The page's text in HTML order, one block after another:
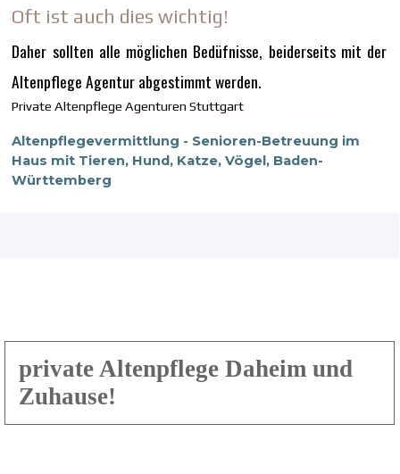
Oft ist auch dies wichtig!
Daher sollten alle möglichen Bedüfnisse, beiderseits mit der
Altenpflege Agentur abgestimmt werden.
Private Altenpflege Agenturen Stuttgart
Altenpflegevermittlung - Senioren-Betreuung im
Haus mit Tieren, Hund, Katze, Vögel, Baden-
Württemberg
private Altenpflege Daheim und
Zuhause!